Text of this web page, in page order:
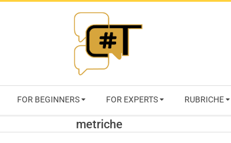
RIVISTA
FOR BEGINNERS FOR EXPERTS RUBRICHE
metriche